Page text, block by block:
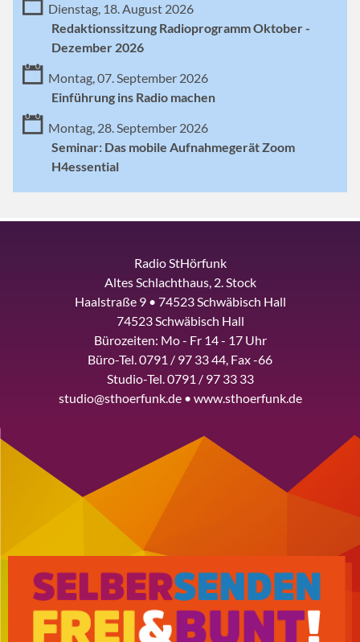
Dienstag, 18. August 2026
Redaktionssitzung Radioprogramm Oktober -
Dezember 2026
Montag, 07. September 2026
Einführung ins Radio machen
Montag, 28. September 2026
Seminar: Das mobile Aufnahmegerät Zoom
H4essential
Radio StHörfunk
Altes Schlachthaus, 2. Stock
Haalstraße 9 • 74523 Schwäbisch Hall
74523 Schwäbisch Hall
Bürozeiten: Mo - Fr 14 - 17 Uhr
Büro-Tel. 0791 / 97 33 44, Fax -66
Studio-Tel. 0791 / 97 33 33
studio@sthoerfunk.de • www.sthoerfunk.de